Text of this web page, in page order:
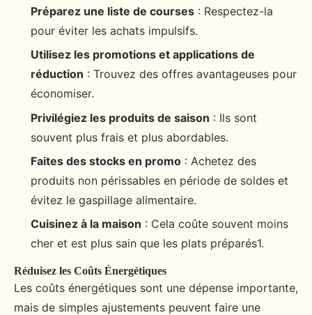
Préparez une liste de courses : Respectez-la
pour éviter les achats impulsifs.
Utilisez les promotions et applications de
réduction : Trouvez des offres avantageuses pour
économiser.
Privilégiez les produits de saison : Ils sont
souvent plus frais et plus abordables.
Faites des stocks en promo : Achetez des
produits non périssables en période de soldes et
évitez le gaspillage alimentaire.
Cuisinez à la maison : Cela coûte souvent moins
cher et est plus sain que les plats préparés1.
Réduisez les Coûts Énergétiques
Les coûts énergétiques sont une dépense importante,
mais de simples ajustements peuvent faire une